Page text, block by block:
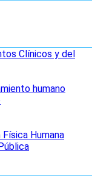
Clínicos y del
humano
Humana